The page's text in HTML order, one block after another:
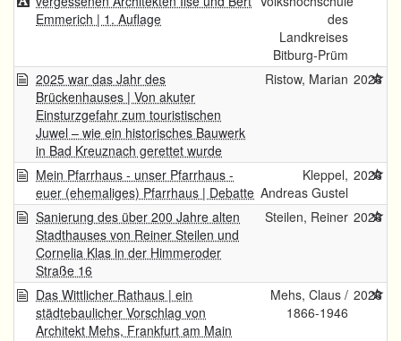
Emmerich | 1. Auflage
des
Landkreises
Bitburg-Prüm
2025 war das Jahr des
Brückenhauses | Von akuter
Einsturzgefahr zum touristischen
Juwel – wie ein historisches Bauwerk
in Bad Kreuznach gerettet wurde
Ristow, Marian 2026
Mein Pfarrhaus - unser Pfarrhaus -
euer (ehemaliges) Pfarrhaus | Debatte
Kleppel,
Andreas Gustel
2026
Sanierung des über 200 Jahre alten
Stadthauses von Reiner Steilen und
Cornelia Klas in der Himmeroder
Straße 16
Steilen, Reiner 2026
Das Wittlicher Rathaus | ein
städtebaulicher Vorschlag von
Architekt Mehs, Frankfurt am Main
Mehs, Claus /
1866-1946
2026